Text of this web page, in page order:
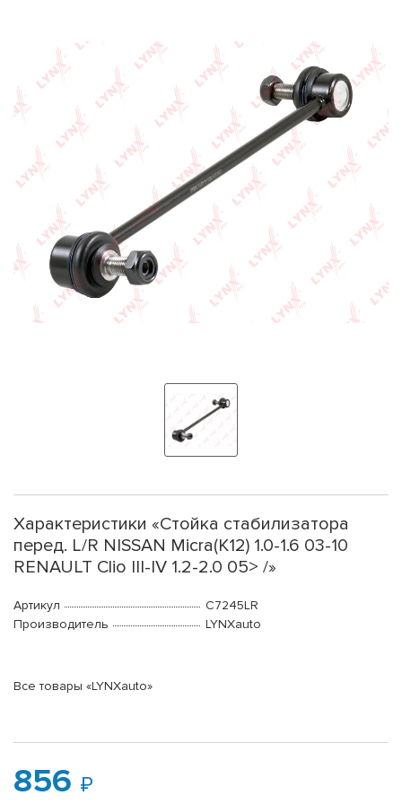
Характеристики «Стойка стабилизатора
перед. L/R NISSAN Micra(K12) 1.0-1.6 03-10
RENAULT Clio III-IV 1.2-2.0 05> /»
Артикул
C7245LR
Производитель
LYNXauto
Все товары «LYNXauto»
856